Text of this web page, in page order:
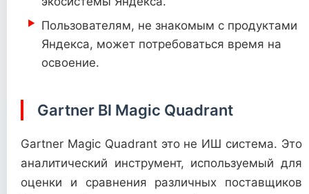
Пользователям, не знакомым с продуктами
Яндекса, может потребоваться время на
освоение.
Gartner BI Magic Quadrant
Gartner Magic Quadrant это не ИШ система. Это
аналитический инструмент, используемый для
оценки и сравнения различных поставщиков